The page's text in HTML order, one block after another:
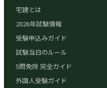
宅建とは
2026年試験情報
受験申込みガイド
試験当日のルール
5問免除 完全ガイド
外国人受験ガイド